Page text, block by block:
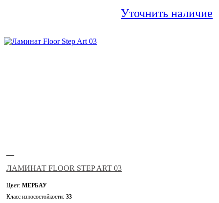
Уточнить наличие
—
ЛАМИНАТ FLOOR STEP ART 03
Цвет: МЕРБАУ
Класс износостойкости: 33